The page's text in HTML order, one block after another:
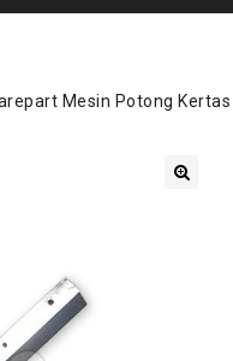
Mesin Potong Kertas